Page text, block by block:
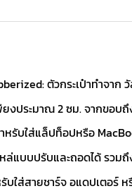
ตัวกระเป๋าทำจ
งประมาณ 2 ซม. จากขอบ
รับใส่แล็ปท็อปหรือ
ล่แบบปรับและถอดได้ รวม
ใส่สายชาร์จ อแดปเตอร์